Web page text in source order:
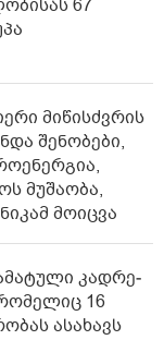
67
მიწისძვრის
შენობები,
მუშაობა,
მოიცვა
კად­რე­
16
ასახავს